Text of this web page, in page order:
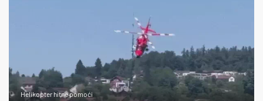
Helikopter hitne pomoći